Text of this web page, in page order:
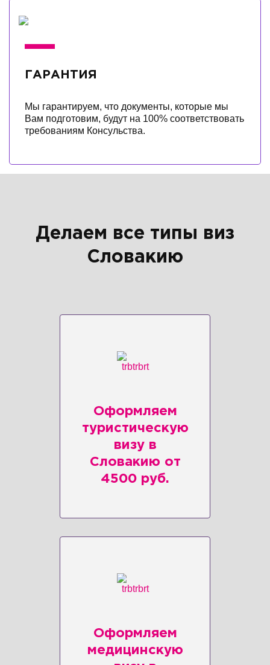
ГАРАНТИЯ
Мы гарантируем, что документы, которые мы
Вам подготовим, будут на 100% соответствовать
требованиям Консульства.
Делаем все типы виз
Словакию
Оформляем
туристическую
визу в
Словакию от
4500 руб.
Оформляем
медицинскую